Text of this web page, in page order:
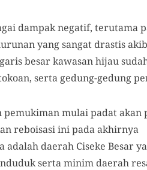
dampak negatif, terutama
yang sangat drastis
besar kawasan hijau
serta gedung-gedung
mulai padat akan
reboisasi ini pada akhirnya
daerah Ciseke Besar
serta minim daerah